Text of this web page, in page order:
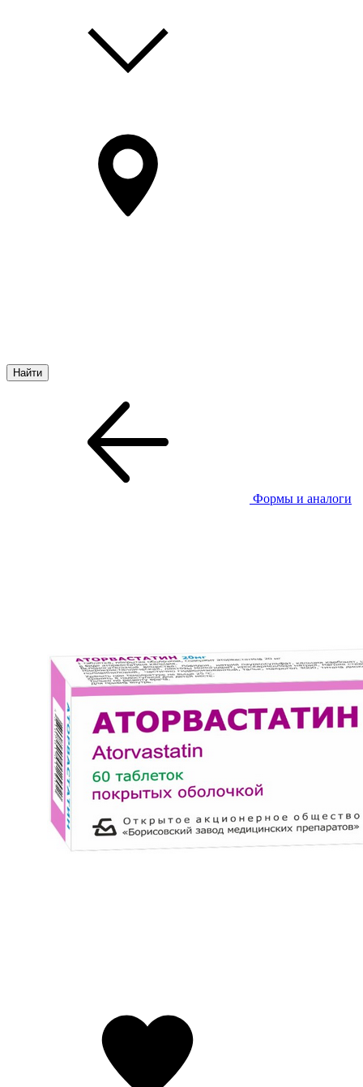
Формы и аналоги